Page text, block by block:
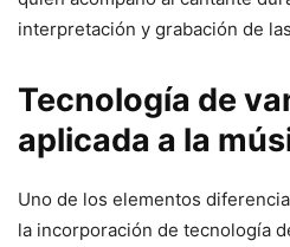
interpretación y grabación de
Tecnología de
aplicada a la
Uno de los elementos
la incorporación de tecnología